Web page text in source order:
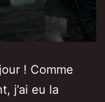
! Comme
j’ai eu la